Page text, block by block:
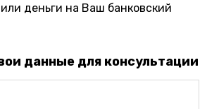
деньги на Ваш банковский
данные для консультации